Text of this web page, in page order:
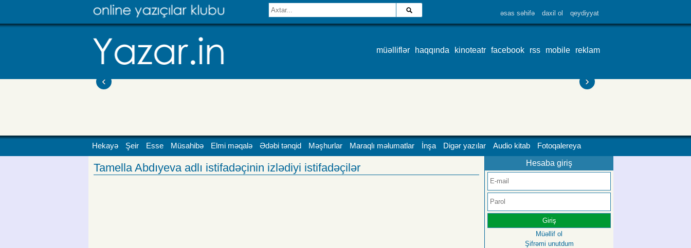
əsas səhifə daxil ol qeydiyyat
müəlliflər haqqında kinoteatr facebook rss mobile reklam
‹ ›
Hekayə Şeir Esse Müsahibə Elmi məqalə Ədəbi tənqid Məşhurlar Maraqlı məlumatlar İnşa Digər yazılar Audio kitab Fotoqalereya
Tamella Abdıyeva adlı istifadəçinin izlədiyi istifadəçilər Hesaba giriş
Müəllif ol
Şifrəmi unutdum